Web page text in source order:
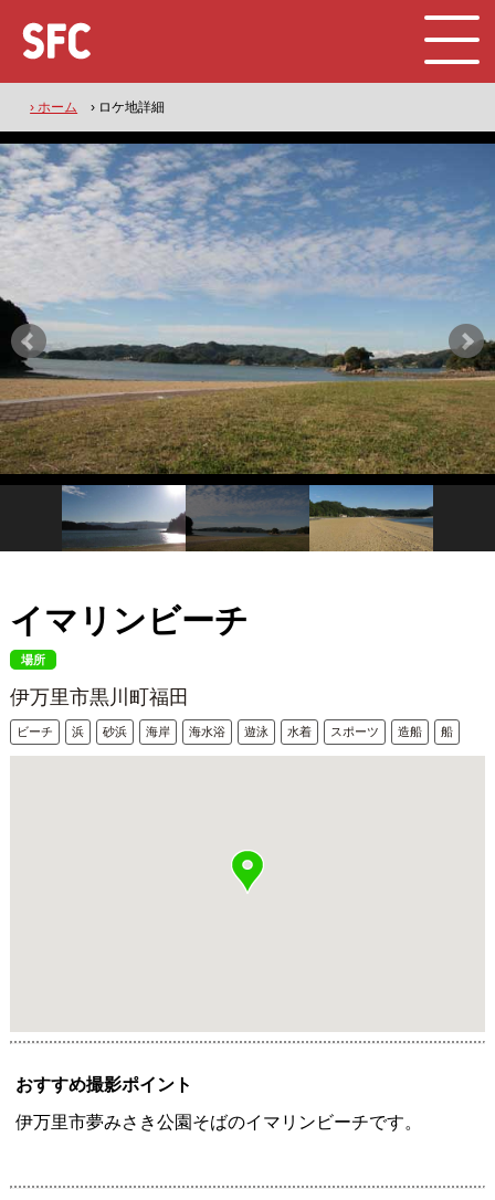
› ホーム › ロケ地詳細
イマリンビーチ
場所
伊万里市黒川町福田
ビーチ 浜 砂浜 海岸 海水浴 遊泳 水着 スポーツ 造船 船
おすすめ撮影ポイント
伊万里市夢みさき公園そばのイマリンビーチです。